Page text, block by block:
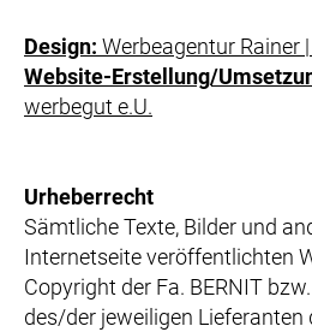
Design: Werbeagentur Rainer
Website-Erstellung/
werbegut e.U.
Urheberrecht
Sämtliche Texte, Bilder und
Internetseite veröffentlichten
Copyright der Fa. BERNIT
des/der jeweiligen Lieferanten